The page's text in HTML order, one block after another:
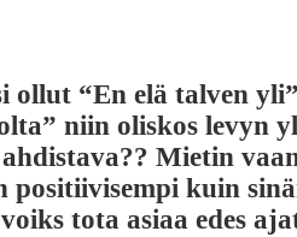
ollut “En elä talven
niin oliskos levyn
Mietin
positiivisempi kuin
tota asiaa edes